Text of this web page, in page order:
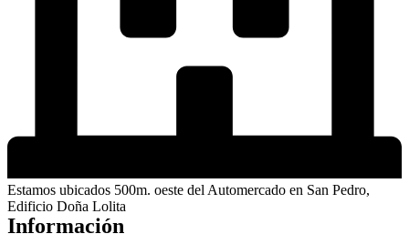
Estamos ubicados 500m. oeste del Automercado en San Pedro,
Edificio Doña Lolita
Información